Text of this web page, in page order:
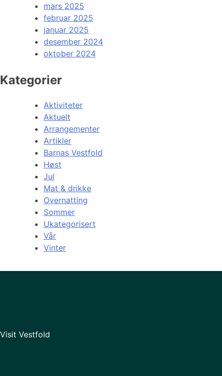
mars 2025
februar 2025
januar 2025
desember 2024
oktober 2024
Kategorier
Aktiviteter
Aktuelt
Arrangementer
Artikler
Barnas Vestfold
Høst
Jul
Mat & drikke
Overnatting
Sommer
Ukategorisert
Vår
Vinter
Visit Vestfold